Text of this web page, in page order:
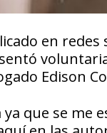
en
Edison
ya que se